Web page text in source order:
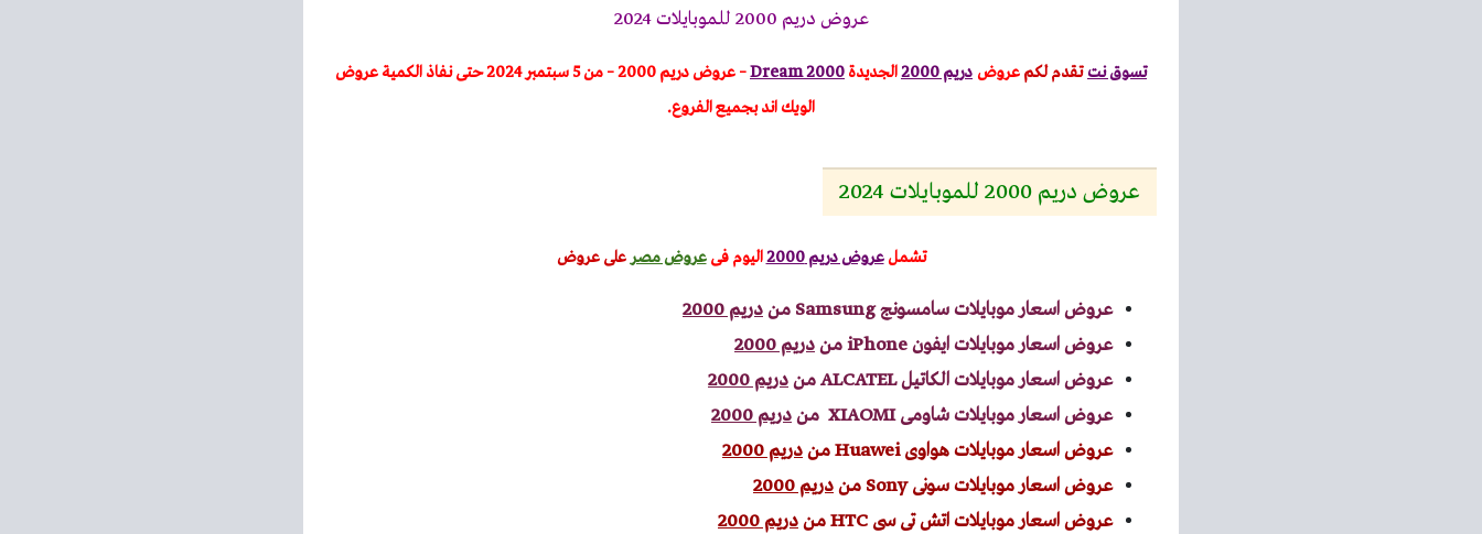
عروض دريم 2000 للموبايلات 2024
تسوق نت تقدم لكم عروض دريم 2000 الجديدة Dream 2000
– عروض دريم 2000 – من 5 سبتمبر 2024 حتى نفاذ الكمية عروض
الويك اندبجميع الفروع.
عروض دريم 2000 للموبايلات 2024
تشملعروض دريم 2000 اليومفى عروض مصر على عروض
عروض اسعار موبايلات سامسونج Samsung من
دريم 2000
عروض اسعار موبايلات ايفون iPhone من
دريم 2000
عروض اسعار موبايلات الكاتيل ALCATEL من
دريم 2000
عروض اسعار موبايلات شاومى XIAOMI من
دريم 2000
عروض اسعار موبايلات هواوى Huawei من
دريم 2000
عروض اسعار موبايلات سونى Sony من
دريم 2000
عروض اسعار موبايلات اتش تى سى HTC من
دريم 2000